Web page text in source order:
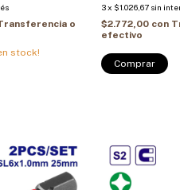
o
stock!
3x $1.026,67 sin
$2.772,00 con
efectivo